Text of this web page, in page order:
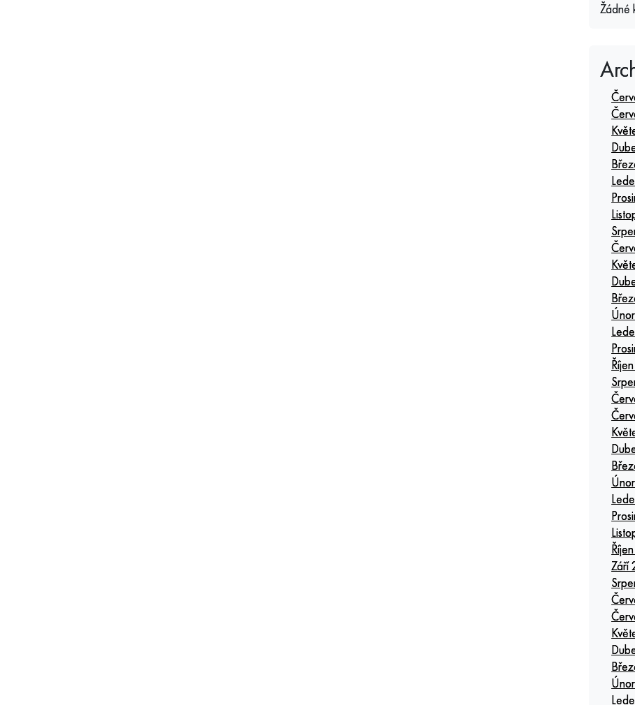
Žádné
Září